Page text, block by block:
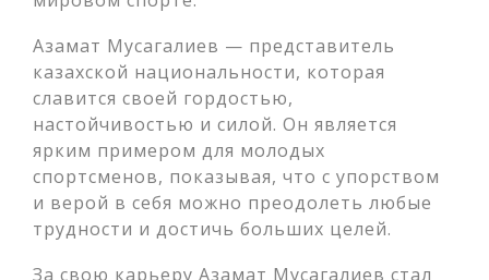
Азамат Мусагалиев — представитель
казахской национальности, которая
славится своей гордостью,
настойчивостью и силой. Он является
ярким примером для молодых
спортсменов, показывая, что с упорством
и верой в себя можно преодолеть любые
трудности и достичь больших целей.
За свою карьеру Азамат Мусагалиев стал